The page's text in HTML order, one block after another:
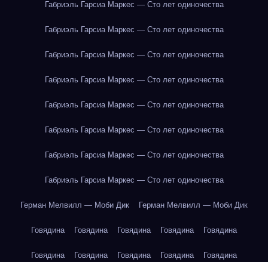
Габриэль Гарсиа Маркес — Сто лет одиночества
Габриэль Гарсиа Маркес — Сто лет одиночества
Габриэль Гарсиа Маркес — Сто лет одиночества
Габриэль Гарсиа Маркес — Сто лет одиночества
Габриэль Гарсиа Маркес — Сто лет одиночества
Габриэль Гарсиа Маркес — Сто лет одиночества
Габриэль Гарсиа Маркес — Сто лет одиночества
Габриэль Гарсиа Маркес — Сто лет одиночества
Герман Мелвилл — Моби Дик Герман Мелвилл — Моби Дик
Говядина Говядина Говядина Говядина Говядина
Говядина Говядина Говядина Говядина Говядина